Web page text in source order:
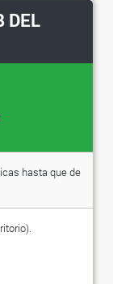
DEL
hasta que de